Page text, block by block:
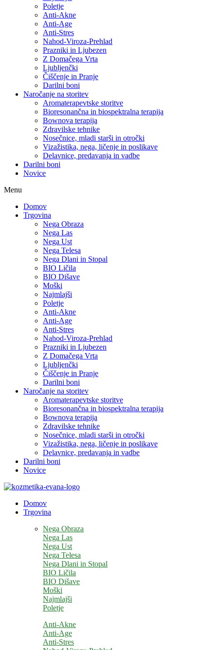
Poletje
Anti-Akne
Anti-Age
Anti-Stres
Nahod-Viroza-Prehlad
Prazniki in Ljubezen
Z Domačega Vrta
Ljubljenčki
Čiščenje in Pranje
Darilni boni
Naročanje na storitev
Aromaterapevtske storitve
Bioresonančna in biospektralna terapija
Bownova terapija
Zdravilske tehnike
Nosečnice, mladi starši in otročki
Vizažistika, nega, ličenje in poslikave
Delavnice, predavanja in vadbe
Darilni boni
Novice
Menu
Domov
Trgovina
Nega Obraza
Nega Las
Nega Ust
Nega Telesa
Nega Dlani in Stopal
BIO Ličila
BIO Dišave
Moški
Najmlajši
Poletje
Anti-Akne
Anti-Age
Anti-Stres
Nahod-Viroza-Prehlad
Prazniki in Ljubezen
Z Domačega Vrta
Ljubljenčki
Čiščenje in Pranje
Darilni boni
Naročanje na storitev
Aromaterapevtske storitve
Bioresonančna in biospektralna terapija
Bownova terapija
Zdravilske tehnike
Nosečnice, mladi starši in otročki
Vizažistika, nega, ličenje in poslikave
Delavnice, predavanja in vadbe
Darilni boni
Novice
Domov
Trgovina
Nega Obraza
Nega Las
Nega Ust
Nega Telesa
Nega Dlani in Stopal
BIO Ličila
BIO Dišave
Moški
Najmlajši
Poletje
Anti-Akne
Anti-Age
Anti-Stres